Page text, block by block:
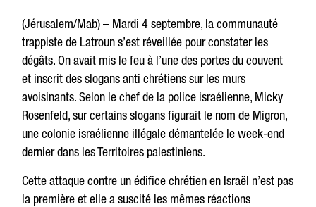
(Jérusalem/Mab) – Mardi 4 septembre, la communauté
trappiste de Latroun s’est réveillée pour constater les
dégâts. On avait mis le feu à l’une des portes du couvent
et inscrit des slogans anti chrétiens sur les murs
avoisinants. Selon le chef de la police israélienne, Micky
Rosenfeld, sur certains slogans figurait le nom de Migron,
une colonie israélienne illégale démantelée le week-end
dernier dans les Territoires palestiniens.
Cette attaque contre un édifice chrétien en Israël n’est pas
la première et elle a suscité les mêmes réactions